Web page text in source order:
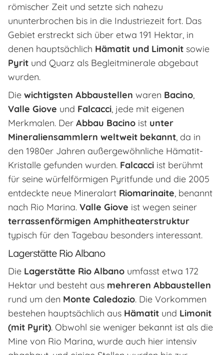
römischer Zeit und setzte sich nahezu
ununterbrochen bis in die Industriezeit fort. Das
Gebiet erstreckt sich über etwa 191 Hektar, in
denen hauptsächlich Hämatit und Limonit sowie
Pyrit und Quarz als Begleitminerale abgebaut
wurden.
Die wichtigsten Abbaustellen waren Bacino,
Valle Giove und Falcacci, jede mit eigenen
Merkmalen. Der Abbau Bacino ist unter
Mineraliensammlern weltweit bekannt, da in
den 1980er Jahren außergewöhnliche Hämatit-
Kristalle gefunden wurden. Falcacci ist berühmt
für seine würfelförmigen Pyritfunde und die 2005
entdeckte neue Mineralart Riomarinaite, benannt
nach Rio Marina. Valle Giove ist wegen seiner
terrassenförmigen Amphitheaterstruktur
typisch für den Tagebau besonders interessant.
Lagerstätte Rio Albano
Die Lagerstätte Rio Albano umfasst etwa 172
Hektar und besteht aus mehreren Abbaustellen
rund um den Monte Caledozio. Die Vorkommen
bestehen hauptsächlich aus Hämatit und Limonit
(mit Pyrit). Obwohl sie weniger bekannt ist als die
Mine von Rio Marina, wurde auch hier intensiv